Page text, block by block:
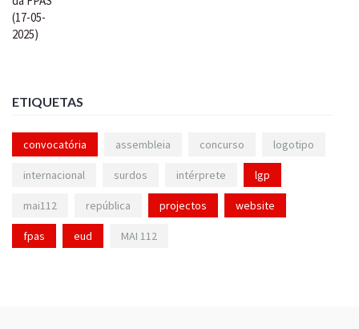
ETIQUETAS
convocatória assembleia concurso logotipo
internacional surdos intérprete lgp
mai112 república projectos website
fpas eud MAI 112